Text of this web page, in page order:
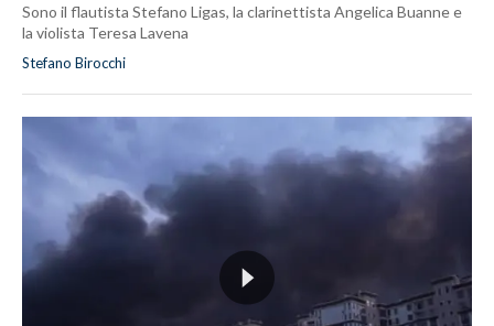
Sono il flautista Stefano Ligas, la clarinettista Angelica Buanne e
la violista Teresa Lavena
Stefano Birocchi